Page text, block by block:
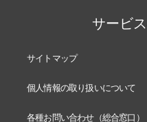
サービ
サイトマップ
個人情報の取り扱いについて
各種お問い合わせ（総合窓口）